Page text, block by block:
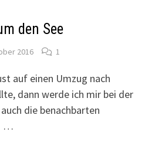
den See
2016 1
auf einen Umzug nach
dann werde ich mir bei der
die benachbarten
…